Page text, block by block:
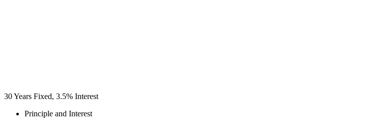
30Years Fixed, 3.5% Interest
Principle and Interest